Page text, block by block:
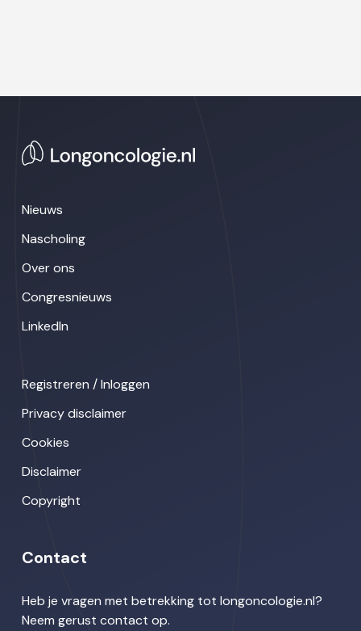
Nieuws
Nascholing
Over ons
Congresnieuws
LinkedIn
Registreren / Inloggen
Privacy disclaimer
Cookies
Disclaimer
Copyright
Contact
Heb je vragen met betrekking tot longoncologie.nl?
Neem gerust contact op.